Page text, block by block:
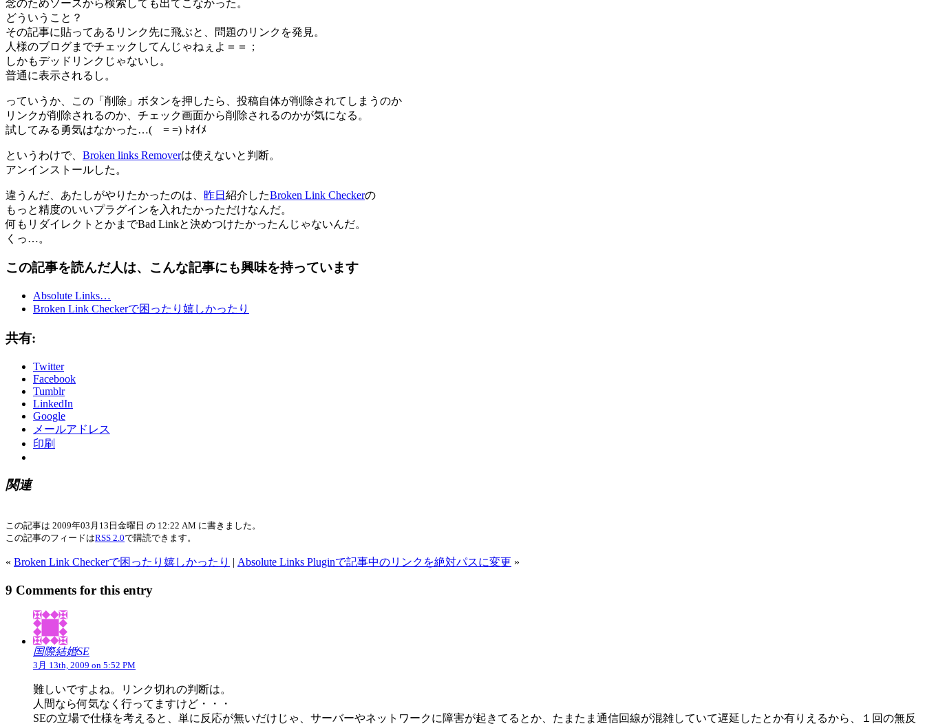
念のためソースから検索しても出てこなかった。
どういうこと？
その記事に貼ってあるリンク先に飛ぶと、問題のリンクを発見。
人様のブログまでチェックしてんじゃねぇよ＝＝；
しかもデッドリンクじゃないし。
普通に表示されるし。
っていうか、この「削除」ボタンを押したら、投稿自体が削除されてしまうのか
リンクが削除されるのか、チェック画面から削除されるのかが気になる。
試してみる勇気はなかった…( = =) ﾄｵｲﾒ
というわけで、 Broken links Removerは使えないと判断。
アンインストールした。
違うんだ、あたしがやりたかったのは、 昨日 紹介したBroken Link Checkerの
もっと精度のいいプラグインを入れたかっただけなんだ。
何もリダイレクトとかまでBad Linkと決めつけたかったんじゃないんだ。
くっ…。
この記事を読んだ人は、こんな記事にも興味を持っています
Absolute Links…
Broken Link Checkerで困ったり嬉しかったり
共有:
Twitter
Facebook
Tumblr
LinkedIn
Google
メールアドレス
印刷
関連
この記事は 2009年03月13日金曜日 の 12:22 AM に書きました。
この記事のフィードはRSS 2.0で購読できます。
« Broken Link Checkerで困ったり嬉しかったり | Absolute Links Pluginで記事中のリンクを絶対パスに変更 »
9 Comments for this entry
国際結婚SE
3月 13th, 2009 on 5:52 PM
難しいですよね。リンク切れの判断は。
人間なら何気なく行ってますけど・・・
SEの立場で仕様を考えると、単に反応が無いだけじゃ、サーバーやネットワークに障害が起きてるとか、たまたま通信回線が混雑していて遅延したとか有りえるから、１回の無反